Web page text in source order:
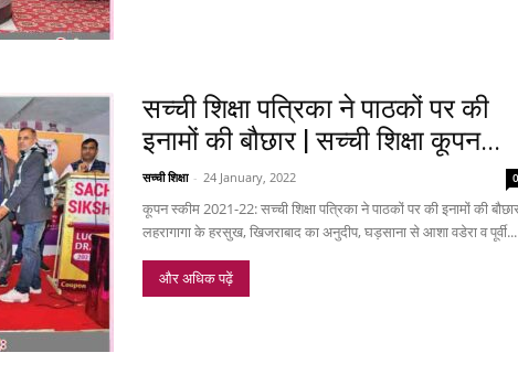
सच्ची शिक्षा पत्रिका ने पाठकों पर की
इनामों की बौछार | सच्ची शिक्षा कूपन...
सच्ची शिक्षा - 24 January, 2022 0
कूपन स्कीम 2021-22: सच्ची शिक्षा पत्रिका ने पाठकों पर की इनामों की
लहरागागा के हरसुख, खिजराबाद का अनुदीप, घड़साना से आशा वडेरा व पूर्वी...
और अधिक पढ़ें